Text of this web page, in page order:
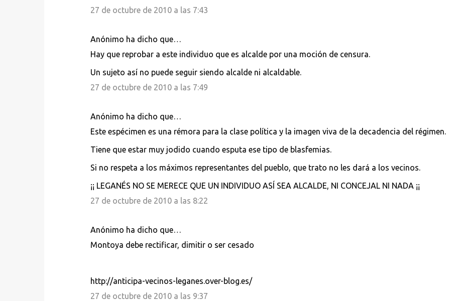
27 de octubre de 2010 a las 7:43
Anónimo ha dicho que…
Hay que reprobar a este individuo que es alcalde por una moción de censura.
Un sujeto así no puede seguir siendo alcalde ni alcaldable.
27 de octubre de 2010 a las 7:49
Anónimo ha dicho que…
Este espécimen es una rémora para la clase política y la imagen viva de la decadencia del régimen.
Tiene que estar muy jodido cuando esputa ese tipo de blasfemias.
Si no respeta a los máximos representantes del pueblo, que trato no les dará a los vecinos.
¡¡ LEGANÉS NO SE MERECE QUE UN INDIVIDUO ASÍ SEA ALCALDE, NI CONCEJAL NI NADA ¡¡
27 de octubre de 2010 a las 8:22
Anónimo ha dicho que…
Montoya debe rectificar, dimitir o ser cesado
http://anticipa-vecinos-leganes.over-blog.es/
27 de octubre de 2010 a las 9:37